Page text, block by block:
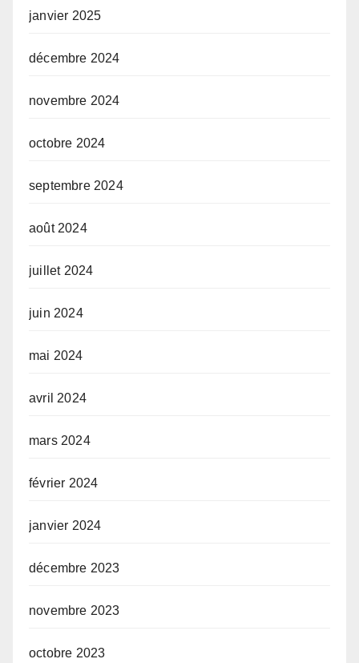
janvier 2025
décembre 2024
novembre 2024
octobre 2024
septembre 2024
août 2024
juillet 2024
juin 2024
mai 2024
avril 2024
mars 2024
février 2024
janvier 2024
décembre 2023
novembre 2023
octobre 2023